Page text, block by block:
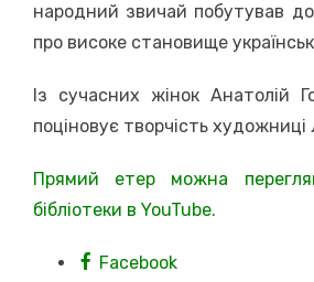
народний звичай побутував
про високе становище
Із сучасних жінок Анатолій
поціновує творчість художниці
Прямий етер можна
бібліотеки в YouTube.
Facebook